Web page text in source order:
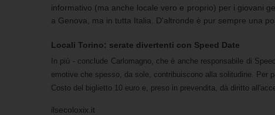
informativo (ma anche locale vero e proprio) per i giovani
a Genova, ma in tutta Italia. D'altronde è pur sempre una
Locali Torino: serate divertenti con Speed Date
In più - conclude Carlomagno, che è anche responsabile di
emotive che spesso, da sole, contribuiscono alla solitudine. Per
Costo del biglietto 10 euro e, preso in prevendita, dà diritto
ilsecoloxix.it